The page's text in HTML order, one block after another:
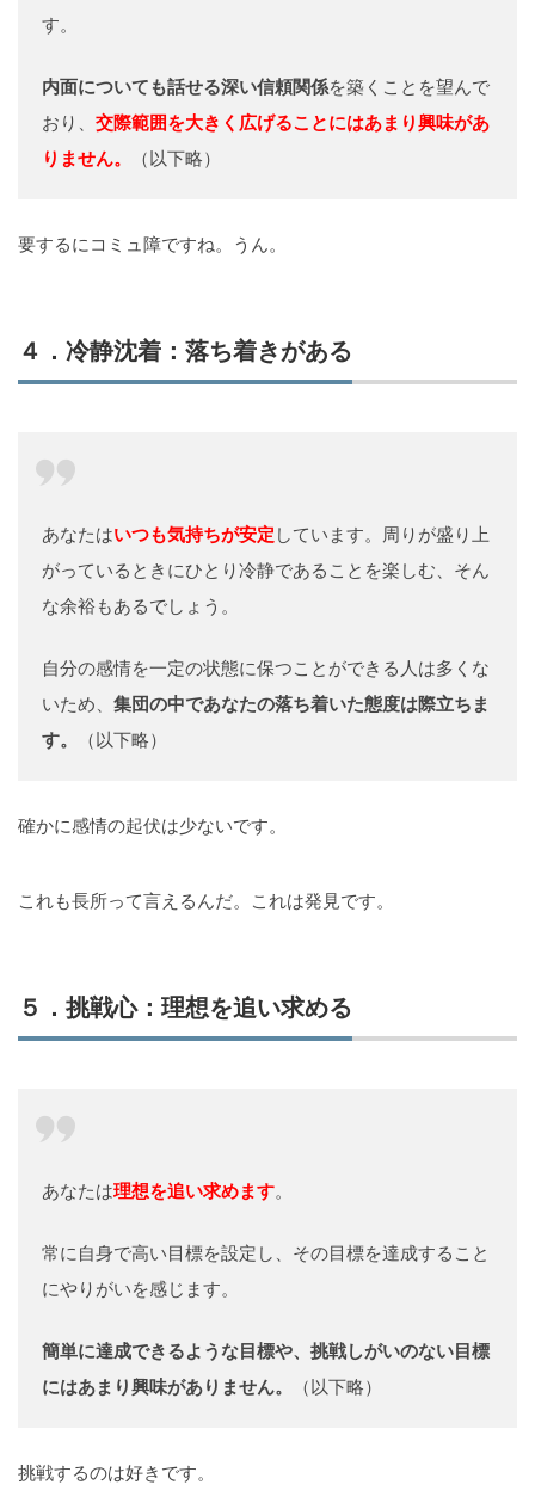
す。
内面についても話せる深い信頼関係を築くことを望んで
おり、 交際範囲を大きく広げることにはあまり興味があ
りません。
（以下略）
要するにコミュ障ですね。うん。
４．冷静沈着：落ち着きがある
あなたはいつも気持ちが安定 しています。周りが盛り上
がっているときにひとり冷静であることを楽しむ、そん
な余裕もあるでしょう。
自分の感情を一定の状態に保つことができる人は多くな
いため、 集団の中であなたの落ち着いた態度は際立ちま
す。
（以下略）
確かに感情の起伏は少ないです。
これも長所って言えるんだ。これは発見です。
５．挑戦心：理想を追い求める
あなたは理想を追い求めます。
常に自身で高い目標を設定し、その目標を達成すること
にやりがいを感じます。
簡単に達成できるような目標や、挑戦しがいのない目標
にはあまり興味がありません。
（以下略）
挑戦するのは好きです。